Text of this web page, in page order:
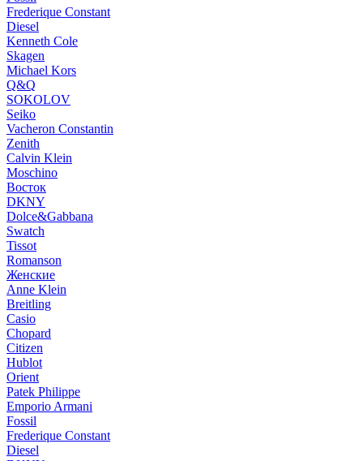
Frederique Constant
Diesel
Kenneth Cole
Skagen
Michael Kors
Q&Q
SOKOLOV
Seiko
Vacheron Constantin
Zenith
Calvin Klein
Moschino
Восток
DKNY
Dolce&Gabbana
Swatch
Tissot
Romanson
Женские
Anne Klein
Breitling
Casio
Chopard
Citizen
Hublot
Orient
Patek Philippe
Emporio Armani
Fossil
Frederique Constant
Diesel